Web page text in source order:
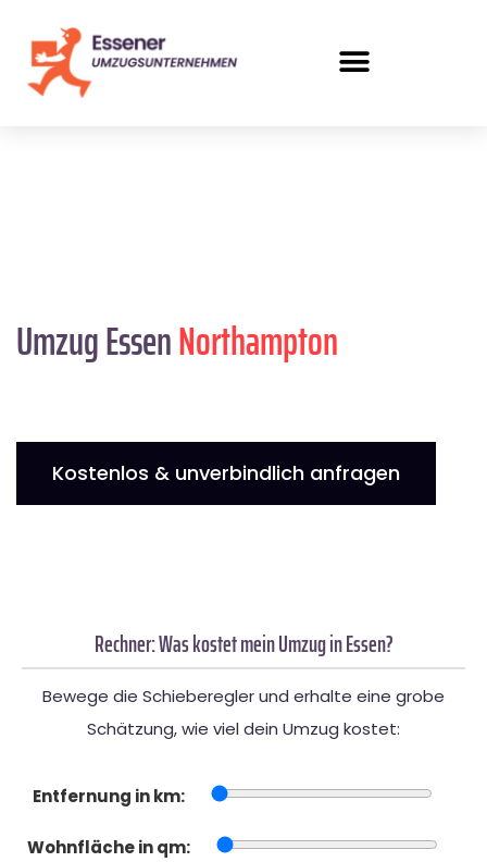
Umzug EssenNorthampton
Kostenlos & unverbindlich anfragen
Rechner: Was kostet mein Umzug in Essen?
Bewege die Schieberegler und erhalte eine grobe
Schätzung, wie viel dein Umzug kostet:
Entfernung in km:
Wohnfläche in qm: